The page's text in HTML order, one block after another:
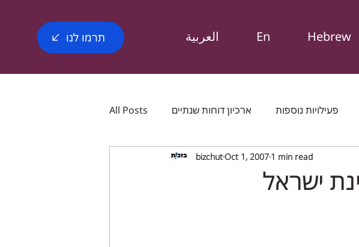
תרמו לנו العربية En Hebrew
All Posts ארכיון דוחות שנתיים פעילויות נוספות
English post Bizchut דוחות ופרסומים bizchut Oct 1, 2007 1 min read